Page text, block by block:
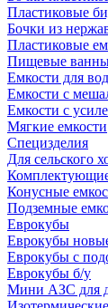
Пластиковые
Бочки из
Пластиковые
Пищевые
Емкости для
Емкости с
Емкости с
Мягкие емкости
Специзделия
Для сельского
Конусные
Подземные
Еврокубы
Еврокубы
Еврокубы с
Еврокубы б/у
Мини АЗС для